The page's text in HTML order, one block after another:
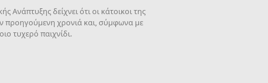
Ανάπτυξης δείχνει ότι οι κάτοικοι της
προηγούμενη χρονιά και, σύμφωνα με
τυχερό παιχνίδι.